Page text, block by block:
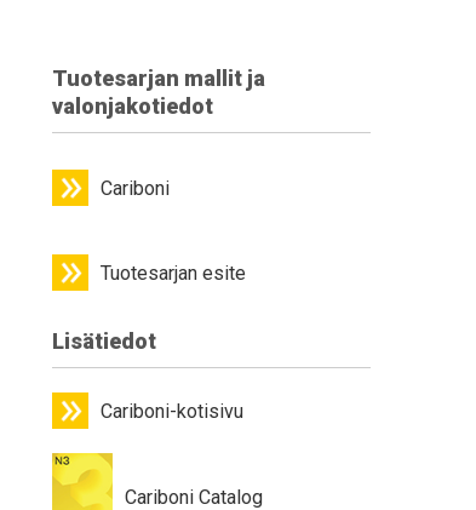
Tuotesarjan mallit ja
valonjakotiedot
Cariboni
Tuotesarjan esite
Lisätiedot
Cariboni-kotisivu
Cariboni Catalog